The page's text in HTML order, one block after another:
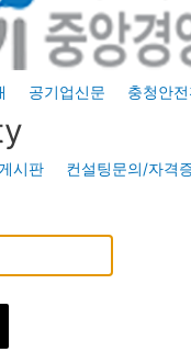
공기업신문 충청안
시판 컨설팅문의/자격